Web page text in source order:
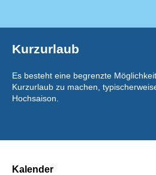
Kurzurlaub
Es besteht eine begrenzte
Kurzurlaub zu machen,
Hochsaison.
Kalender